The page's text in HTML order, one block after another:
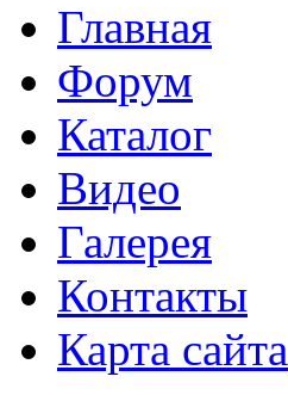
Главная
Форум
Каталог
Видео
Галерея
Контакты
Карта сайта